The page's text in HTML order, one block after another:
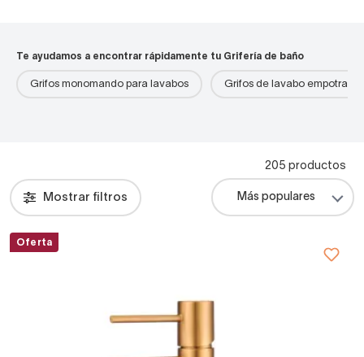
Te ayudamos a encontrar rápidamente tu Grifería de baño
Grifos monomando para lavabos Grifos de lavabo
Mostrar filtros
205 productos
Oferta